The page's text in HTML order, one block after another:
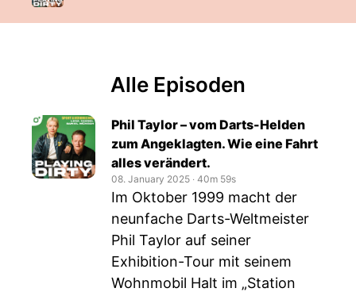
Alle Episoden
Phil Taylor – vom Darts-Helden
zum Angeklagten. Wie eine Fahrt
alles verändert.
08. January 2025 ‧ 40m 59s
Im Oktober 1999 macht der
neunfache Darts-Weltmeister
Phil Taylor auf seiner
Exhibition-Tour mit seinem
Wohnmobil Halt im „Station